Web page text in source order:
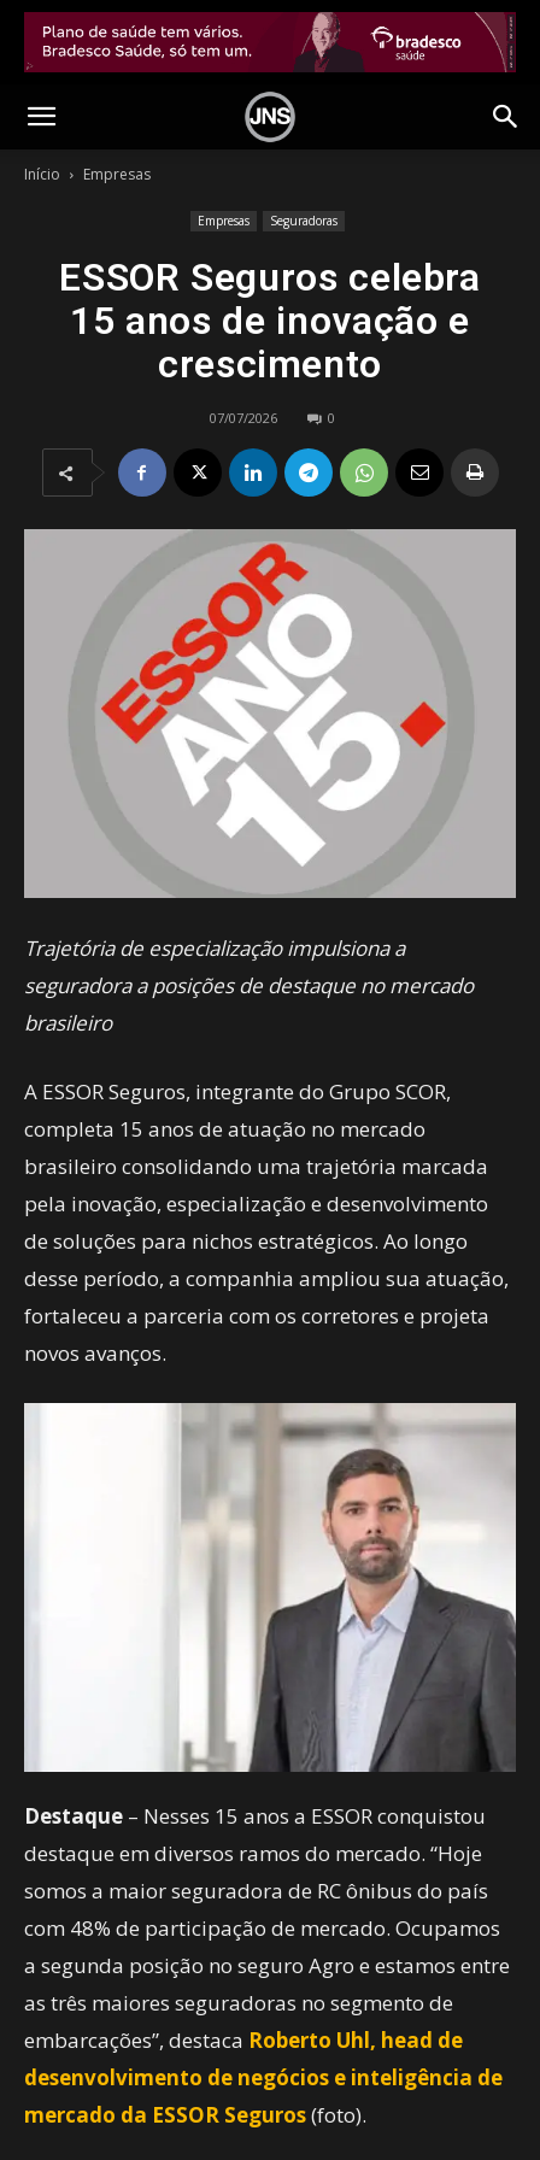
Início Empresas
Empresas Seguradoras
ESSOR Seguros celebra
15 anos de inovação e
crescimento
07/07/2026 0
Trajetória de especialização impulsiona a
seguradora a posições de destaque no mercado
brasileiro
A ESSOR Seguros, integrante do Grupo SCOR,
completa 15 anos de atuação no mercado
brasileiro consolidando uma trajetória marcada
pela inovação, especialização e desenvolvimento
de soluções para nichos estratégicos. Ao longo
desse período, a companhia ampliou sua atuação,
fortaleceu a parceria com os corretores e projeta
novos avanços.
Destaque – Nesses 15 anos a ESSOR conquistou
destaque em diversos ramos do mercado. “Hoje
somos a maior seguradora de RC ônibus do país
com 48% de participação de mercado. Ocupamos
a segunda posição no seguro Agro e estamos entre
as três maiores seguradoras no segmento de
embarcações”, destaca Roberto Uhl, head de
desenvolvimento de negócios e inteligência de
mercado da ESSOR Seguros(foto).